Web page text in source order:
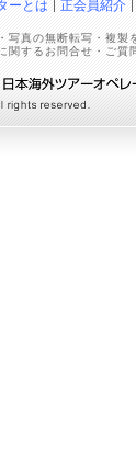
ーとは 正会員紹介
写真の無断転写・複
関するお問合せ・ご